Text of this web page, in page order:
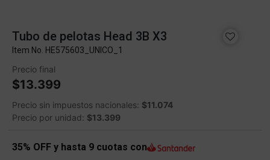
Tubo de pelotas Head 3B X3
Item No. HE575603_UNICO_1
Precio final
$13.399
Precio sin impuestos nacionales: $11.074
Precio por unidad: $13.399
35% OFF y hasta 9 cuotas con